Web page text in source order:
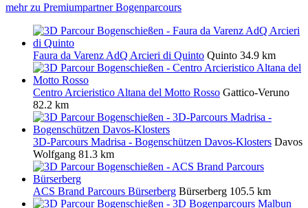
mehr zu Premiumpartner Bogenparcours
Faura da Varenz AdQ Arcieri di Quinto Quinto 34.9 km
Centro Arcieristico Altana del Motto Rosso Gattico-Veruno
82.2 km
3D-Parcours Madrisa - Bogenschützen Davos-Klosters Davos
Wolfgang 81.3 km
ACS Brand Parcours Bürserberg Bürserberg 105.5 km